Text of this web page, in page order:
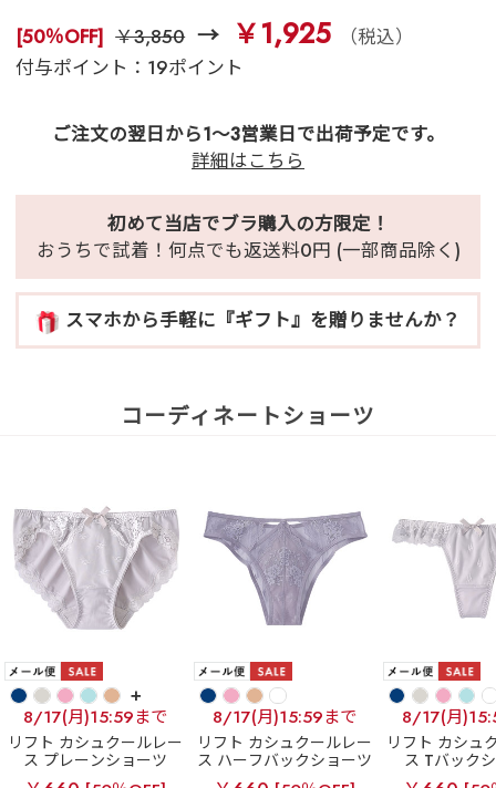
[50％OFF] ￥3,850 ￥1,925
（税込）
付与ポイント：19ポイント
ご注文の翌日から1～3営業日で出荷予定です。
詳細はこちら
初めて当店でブラ購入の方限定！
おうちで試着！何点でも返送料0円 (一部商品除く)
スマホから手軽に『ギフト』を贈りませんか？
コーディネートショーツ
+
8/17(月)15:59まで
リフト カシュクールレー
ス プレーンショーツ
8/17(月)15:59まで
リフト カシュクールレー
ス ハーフバックショーツ
8/17(月
リフト カシュ
ス Tバック